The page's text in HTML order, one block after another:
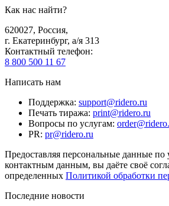
Как нас найти?
620027, Россия,
г. Екатеринбург, а/я 313
Контактный телефон:
8 800 500 11 67
Написать нам
Поддержка: support@ridero.ru
Печать тиража: print@ridero.ru
Вопросы по услугам:
PR: pr@ridero.ru
Предоставляя персональные данные по
контактным данным, вы даёте своё
определенных Политикой обработки
Последние новости